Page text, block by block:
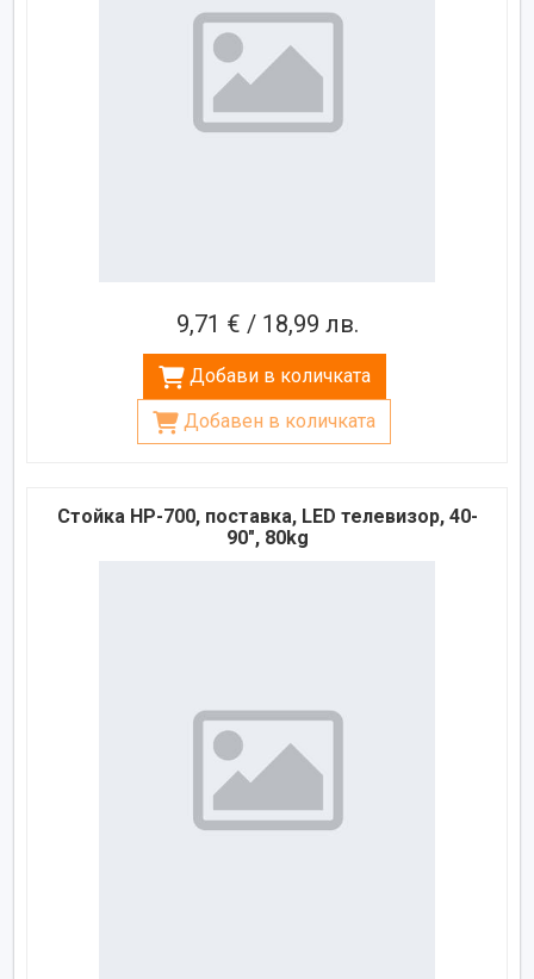
9,71 € / 18,99 лв.
Добави в количката
Добавен в количката
Стойка HP-700, поставка, LED телевизор, 40-
90", 80kg